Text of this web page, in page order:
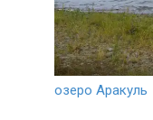
озеро Аракуль